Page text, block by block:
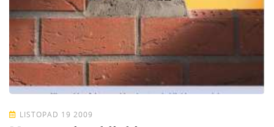
LISTOPAD 19 2009